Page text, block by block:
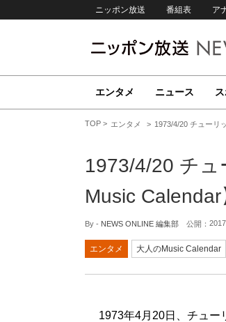
ニッポン放送 番組表 ア
エンタメ ニュース
TOP エンタメ 1973/4/20 チューリ
1973/4/20 チ
Music Calendar
By - NEWS ONLINE 編集部 公開：
エンタメ 大人のMusic Calendar
1973年4月20日、チュー